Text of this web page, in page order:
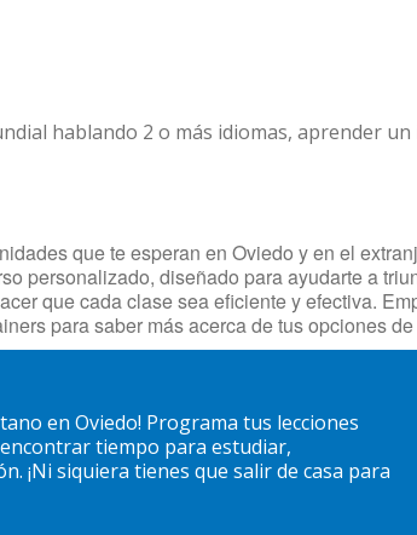
hablando 2 o más idiomas, aprender
que te esperan en Oviedo y en el
personalizado, diseñado para ayudarte a
que cada clase sea eficiente y efectiva.
para saber más acerca de tus opciones
en Oviedo! Programa tus lecciones
tiempo para estudiar,
¡Ni siquiera tienes que salir de casa para